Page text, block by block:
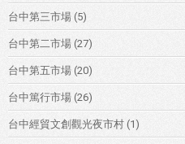
台中第三市場 (5)
台中第二市場 (27)
台中第五市場 (20)
台中篤行市場 (26)
台中經貿文創觀光夜市村 (1)